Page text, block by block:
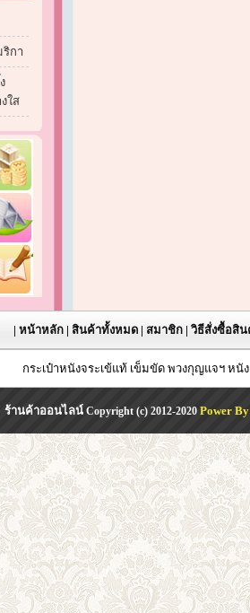
ริกา
ใส
|หน้าหลัก |สินค้าทั้งหมด |สมาชิก |วิธีสั่งซื้อสิ
กระเป๋าหนังจระเข้แท้ เข็มขัด พวงกุญแจฯ หนัง
ร้านค้าออนไลน์ Copyright (c) 2012-2020Power